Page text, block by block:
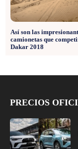
Así son las
camionetas que
Dakar 2018
PRECIOS